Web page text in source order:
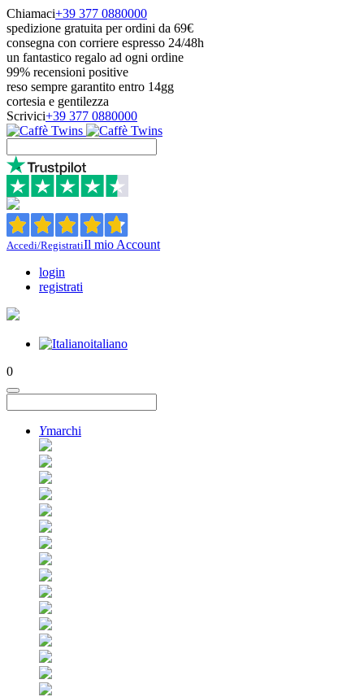
Chiamaci+39 377 0880000
spedizione gratuita per ordini da 69€
consegna con corriere espresso 24/48h
un fantastico regalo ad ogni ordine
99% recensioni positive
reso sempre garantito entro 14gg
cortesia e gentilezza
Scrivici+39 377 0880000
Accedi/RegistratiIl mio Account
login
registrati
italiano
0
Ymarchi